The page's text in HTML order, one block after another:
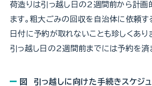
荷造りは引っ越し日の2週間前から計画
ます。粗大ごみの回収を自治体に依頼す
日付に予約が取れないことも珍しくあり
引っ越し日の2週間前までには予約を済
図 引っ越しに向けた手続きスケジ